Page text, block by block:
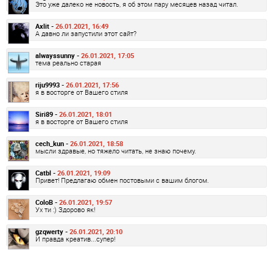
Это уже далеко не новость, я об этом пару месяцев назад читал.
Axlit - 26.01.2021, 16:49
А давно ли запустили этот сайт?
alwayssunny - 26.01.2021, 17:05
тема реально старая
riju9993 - 26.01.2021, 17:56
я в восторге от Вашего стиля
Siri89 - 26.01.2021, 18:01
я в восторге от Вашего стиля
cech_kun - 26.01.2021, 18:58
мысли здравые, но тяжело читать, не знаю почему.
Catbl - 26.01.2021, 19:09
Привет! Предлагаю обмен постовыми с вашим блогом.
ColoB - 26.01.2021, 19:57
Ух ти :) Здорово як!
gzqwerty - 26.01.2021, 20:10
И правда креатив...супер!